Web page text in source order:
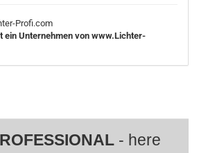
Profi.com
ein Unternehmen von www.Lichter-
- here